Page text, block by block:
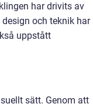
har drivits av
och teknik har
uppstått
sätt. Genom att